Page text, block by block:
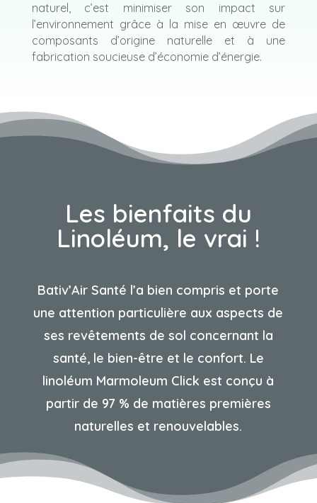
naturel, c’est minimiser son impact sur
l’environnement grâce à la mise en œuvre de
composants d’origine naturelle et à une
fabrication soucieuse d’économie d’énergie.
Les bienfaits du
Linoléum, le vrai !
Bativ’Air Santé l’a bien compris et porte
une attention particulière aux aspects de
ses revêtements de sol concernant la
santé, le bien-être et le confort. Le
linoléum Marmoleum Click est conçu à
partir de 97 % de matières premières
naturelles et renouvelables.